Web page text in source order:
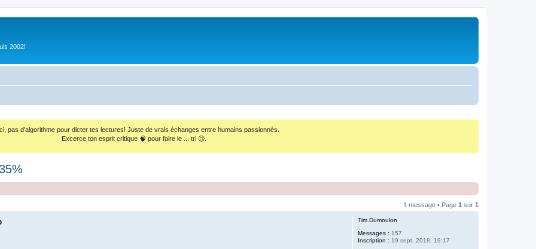
2002!
pas d'algorithme pour dicter tes lectures! Juste de vrais échanges entre humains passionnés.
Excerce ton esprit critique 🧠 pour faire le ... tri 😉.
1 message • Page 1 sur 1
Tim.Dumoulon
Messages : 157
Inscription : 19 sept. 2018, 19:17